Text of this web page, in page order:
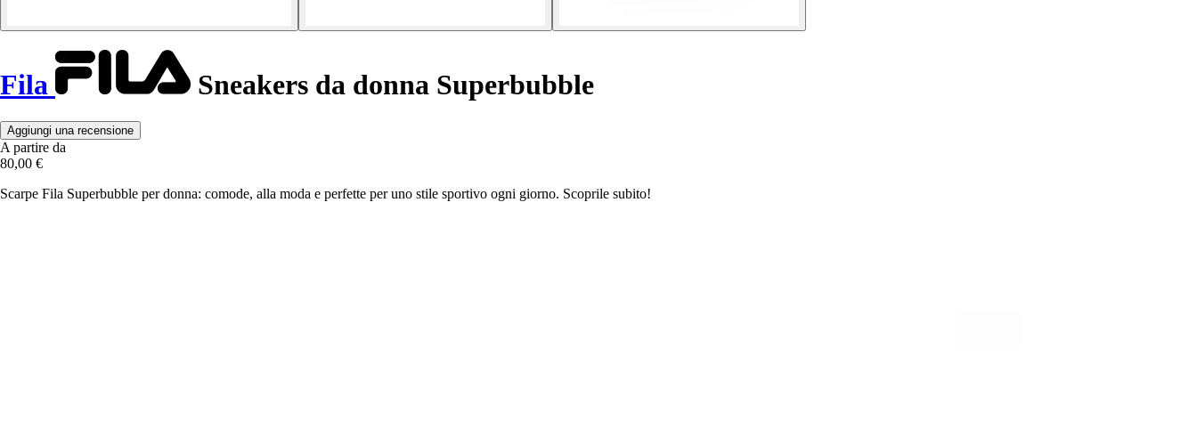
Fila Sneakers da donna Superbubble
Aggiungi una recensione
A partire da
80,00 €
Scarpe Fila Superbubble per donna: comode, alla moda e perfette per uno stile sportivo ogni giorno. Scoprile subito!